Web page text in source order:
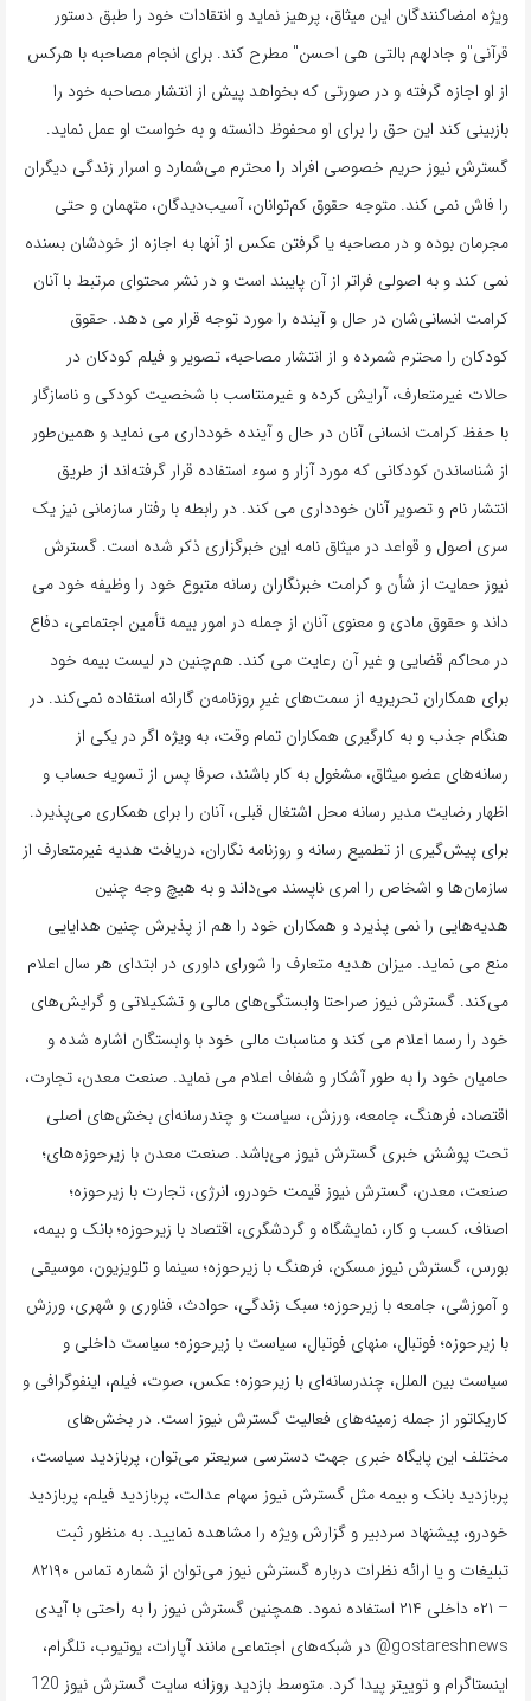
‌ویژه امضاکنندگان این میثاق، پرهیز نماید و انتقادات‌ خود را طبق دستور
قرآنی"و جادلهم بالتی هی احسن" مطرح کند. برای انجام مصاحبه با هرکس
از او اجازه گرفته و در صورتی که بخواهد پیش از انتشار مصاحبه خود را
بازبینی کند این حق را برای او محفوظ دانسته و به خواست او عمل نماید.
گسترش نیوز حریم خصوصی افراد را محترم می‌شمارد و اسرار زندگی دیگران
را فاش نمی کند. متوجه حقوق کم‌توانان، آسیب‌دیدگان، متهمان و حتی
مجرمان بوده و در مصاحبه یا گرفتن عکس از آنها به اجازه از خودشان بسنده
نمی کند و به اصولی فراتر از آن پایبند است و در نشر محتوای مرتبط با آنان
کرامت انسانی‌شان در حال و آینده را مورد توجه قرار می دهد. حقوق
کودکان را محترم شمرده و از انتشار مصاحبه، تصویر و فیلم کودکان در
حالات غیرمتعارف، آرایش کرده و غیرمنتاسب با شخصیت کودکی و ناسازگار
با حفظ کرامت انسانی آنان در حال و آینده خودداری می نماید و همین‌طور
از شناساندن کودکانی که مورد آزار و سوء استفاده قرار گرفته‌اند از طریق
انتشار نام و تصویر آنان خودداری می کند. در رابطه با رفتار سازمانی نیز یک
سری اصول و قواعد در میثاق نامه این خبرگزاری ذکر شده است. گسترش
نیوز حمایت از شأن و کرامت خبرنگاران رسانه متبوع خود را وظیفه خود می
داند و حقوق مادی و معنوی آنان از جمله در امور بیمه تأمین اجتماعی، دفاع
در محاکم قضایی و غیر آن رعایت می کند. هم‌چنین در لیست بیمه خود
برای همکاران تحریریه از سمت‌های غیرِ روزنامه‌ن گارانه استفاده نمی‌کند. در
هنگام جذب و به کارگیری همکاران تمام وقت، به ‌ویژه اگر در یکی از
رسانه‌های عضو میثاق، مشغول به کار باشند، صرفا پس از تسویه‌ حساب و
اظهار رضایت مدیر رسانه محل اشتغال قبلی، آنان را برای همکاری می‌پذیرد.
برای پیش‌گیری از تطمیع رسانه و روزنامه ‌نگاران، دریافت هدیه غیرمتعارف از
سازمان‌ها و اشخاص را امری ناپسند می‌داند و به ‌هیچ ‌وجه چنین
هدیه‌هایی را نمی پذیرد و همکاران خود را هم از پذیرش چنین هدایایی
منع می نماید. میزان هدیه متعارف را شورای داوری در ابتدای هر سال اعلام
می‌کند. گسترش نیوز صراحتا وابستگی‌های مالی و تشکیلاتی و گرایش‌های
خود را رسما اعلام می کند و مناسبات مالی خود با وابستگان اشاره شده و
حامیان خود را به ‌طور آشکار و شفاف اعلام می نماید. صنعت معدن، تجارت،
اقتصاد، فرهنگ، جامعه، ورزش، سیاست و چندرسانه‌ای بخش‌های اصلی
تحت پوشش خبری گسترش نیوز می‌باشد. صنعت معدن با زیرحوزه‌های؛
صنعت، معدن، گسترش نیوز قیمت خودرو، انرژی، تجارت با زیرحوزه؛
اصناف، کسب و کار، نمایشگاه و گردشگری، اقتصاد با زیرحوزه؛ بانک و بیمه،
بورس، گسترش نیوز مسکن، فرهنگ با زیرحوزه؛ سینما و تلویزیون، موسیقی
و آموزشی، جامعه با زیرحوزه؛ سبک زندگی، حوادث، فناوری و شهری، ورزش
با زیرحوزه؛ فوتبال، منهای فوتبال، سیاست با زیرحوزه؛ سیاست داخلی و
سیاست بین الملل، چندرسانه‌ای با زیرحوزه؛ عکس، صوت، فیلم، اینفوگرافی و
کاریکاتور از جمله زمینه‌های فعالیت گسترش نیوز است. در بخش‌های
مختلف این پایگاه خبری جهت دسترسی سریعتر می‌توان، پربازدید سیاست،
پربازدید بانک و بیمه مثل گسترش نیوز سهام عدالت، پربازدید فیلم، پربازدید
خودرو، پیشنهاد سردبیر و گزارش ویژه را مشاهده نمایید. به منظور ثبت
تبلیغات و یا ارائه نظرات درباره گسترش نیوز می‌توان از شماره تماس ۸۲۱۹۰
– ۰۲۱ داخلی ۲۱۴ استفاده نمود. همچنین گسترش نیوز را به راحتی با آیدی
gostareshnews@ در شبکه‌های اجتماعی مانند آپارات، یوتیوب، تلگرام،
اینستاگرام و توییتر پیدا کرد. متوسط بازدید روزانه سایت گسترش نیوز 120